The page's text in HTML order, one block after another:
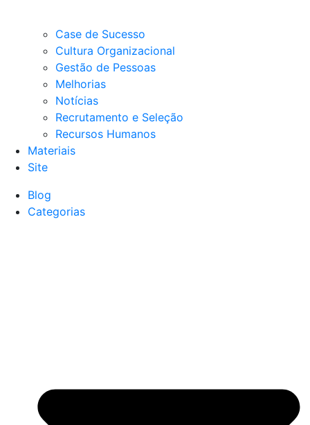
Case de Sucesso
Cultura Organizacional
Gestão de Pessoas
Melhorias
Notícias
Recrutamento e Seleção
Recursos Humanos
Materiais
Site
Blog
Categorias